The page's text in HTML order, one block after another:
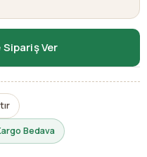
Ver
Bedava